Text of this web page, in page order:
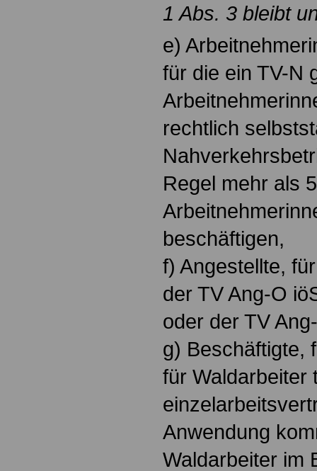
1 Abs. 3 bleibt
e)
für die ein TV-N
rechtlich
Regel mehr als
beschäftigen,
f) Angestellte,
der TV Ang-O
oder der TV
g) Beschäftigte,
für Waldarbeiter
Anwendung
Waldarbeiter im